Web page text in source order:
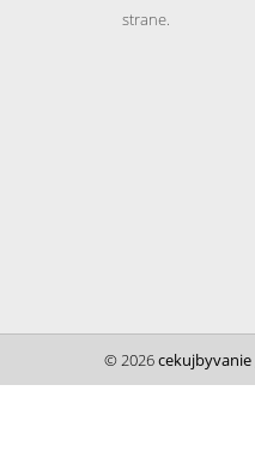
strane.
© 2026cekujbyvanie